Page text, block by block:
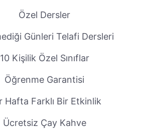
Özel Dersler
Günleri Telafi Dersleri
10 Kişilik Özel Sınıflar
Öğrenme Garantisi
Hafta Farklı Bir Etkinlik
Ücretsiz Çay Kahve